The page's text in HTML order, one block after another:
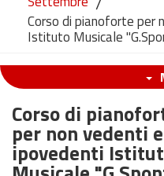
Corso di pianoforte per
Istituto Musicale
Corso di
per non vedenti e
ipovedenti